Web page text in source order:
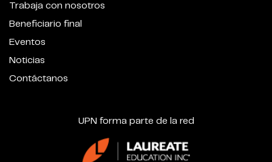
Trabaja con nosotros
Beneficiario final
Eventos
Noticias
Contáctanos
UPN forma parte de la red